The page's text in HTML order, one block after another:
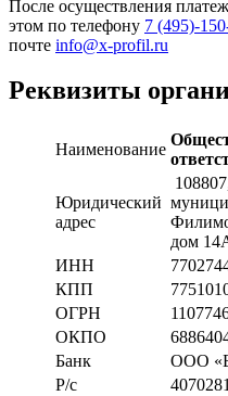
После осуществления
этом по телефону 7 (495)-
почте info@x-profil.ru
Реквизиты
Наименование
Юридический
адрес
108807
дом
ИНН
КПП
ОГРН
ОКПО
Банк
ООО
Р/с